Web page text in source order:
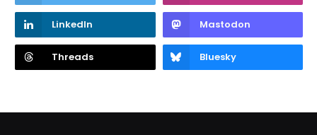
LinkedIn Mastodon
Threads Bluesky